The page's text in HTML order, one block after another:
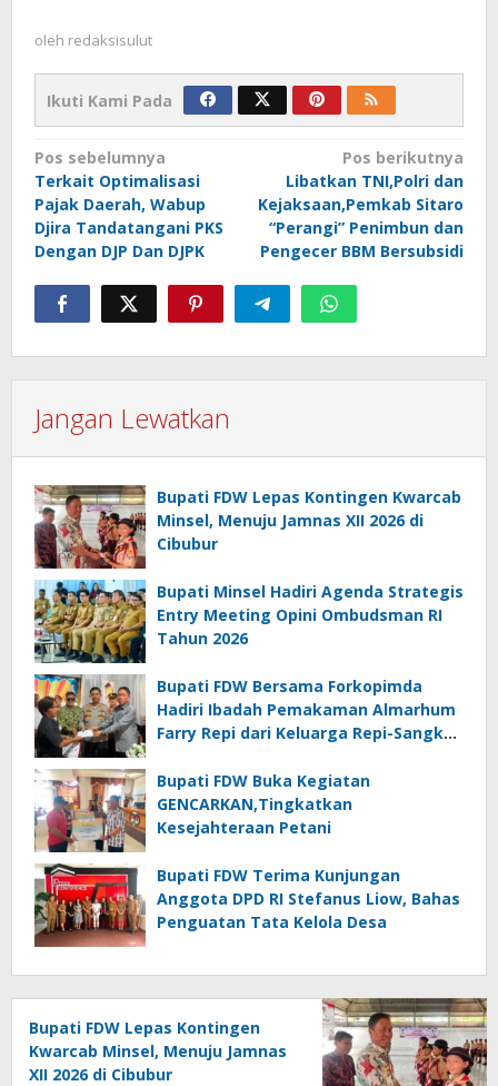
oleh redaksisulut
Ikuti Kami Pada
Navigasi
pos
Pos sebelumnya
Terkait Optimalisasi
Pajak Daerah, Wabup
Djira Tandatangani PKS
Dengan DJP Dan DJPK
Pos berikutnya
Libatkan TNI,Polri dan
Kejaksaan,Pemkab Sitaro
“Perangi” Penimbun dan
Pengecer BBM Bersubsidi
Jangan Lewatkan
Bupati FDW Lepas Kontingen Kwarcab
Minsel, Menuju Jamnas XII 2026 di
Cibubur
Bupati Minsel Hadiri Agenda Strategis
Entry Meeting Opini Ombudsman RI
Tahun 2026
Bupati FDW Bersama Forkopimda
Hadiri Ibadah Pemakaman Almarhum
Farry Repi dari Keluarga Repi-Sangkoy
Bupati FDW Buka Kegiatan
GENCARKAN,Tingkatkan
Kesejahteraan Petani
Bupati FDW Terima Kunjungan
Anggota DPD RI Stefanus Liow, Bahas
Penguatan Tata Kelola Desa
Bupati FDW Lepas Kontingen
Kwarcab Minsel, Menuju Jamnas
XII 2026 di Cibubur